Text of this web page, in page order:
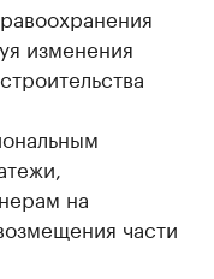
изменения
на
части